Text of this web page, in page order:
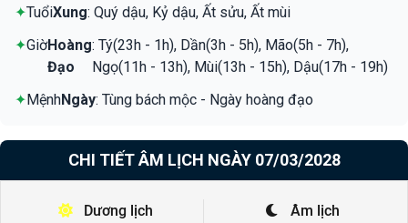
✦TuổiXung: Quý dậu, Kỷ dậu, Ất sửu, Ất mùi
✦GiờHoàng
Đạo
: Tý(23h - 1h), Dần(3h - 5h), Mão(5h - 7h),
Ngọ(11h - 13h), Mùi(13h - 15h), Dậu(17h - 19h)
✦MệnhNgày: Tùng bách mộc - Ngày hoàng đạo
CHI TIẾT ÂM LỊCH NGÀY 07/03/2028
Dương lịch Âm lịch